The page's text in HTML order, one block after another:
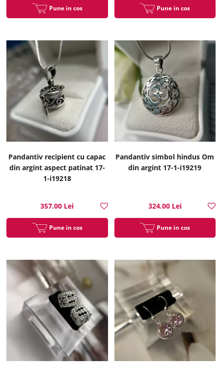
Pune in cos Pune in cos
Pandantiv recipient cu capac
din argint aspect patinat 17-
1-i19218
357.00 Lei
Pune in cos
Pandantiv simbol hindus Om
din argint 17-1-i19219
324.00 Lei
Pune in cos